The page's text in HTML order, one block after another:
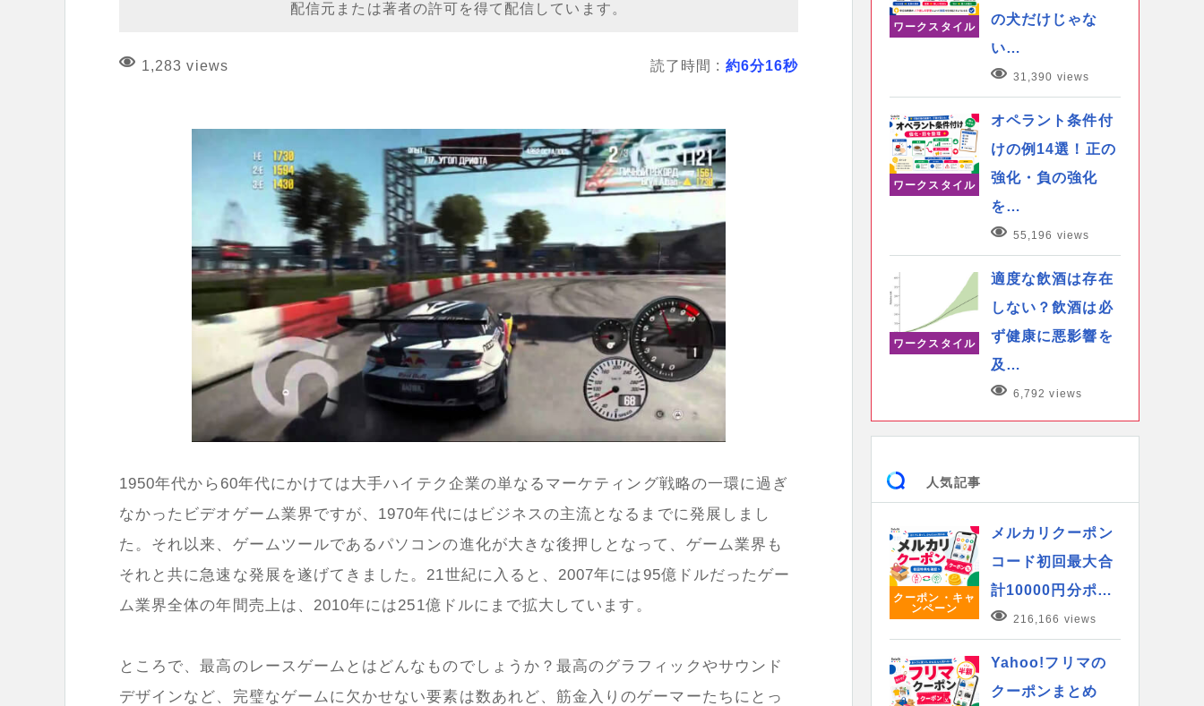
配信元または著者の許可を得て配信しています。
1,283 views 読了時間 : 約6分16秒
1950年代から60年代にかけては大手ハイテク企業の単なるマーケティング戦略の一環に過ぎ
なかったビデオゲーム業界ですが、1970年代にはビジネスの主流となるまでに発展しまし
た。それ以来、ゲームツールであるパソコンの進化が大きな後押しとなって、ゲーム業界も
それと共に急速な発展を遂げてきました。21世紀に入ると、2007年には95億ドルだったゲー
ム業界全体の年間売上は、2010年には251億ドルにまで拡大しています。
ところで、最高のレースゲームとはどんなものでしょうか？最高のグラフィックやサウンド
デザインなど、完璧なゲームに欠かせない要素は数あれど、筋金入りのゲーマーたちにとっ
ワークスタイル
の犬だけじゃな
い…
31,390 views
ワークスタイル
オペラント条件付
けの例14選！正の
強化・負の強化
を…
55,196 views
ワークスタイル
適度な飲酒は存在
しない？飲酒は必
ず健康に悪影響を
及…
6,792 views
人気記事
クーポン・キャ
ンペーン
メルカリクーポン
コード初回最大合
計10000円分ポ…
216,166 views
Yahoo!フリマの
クーポンまとめ